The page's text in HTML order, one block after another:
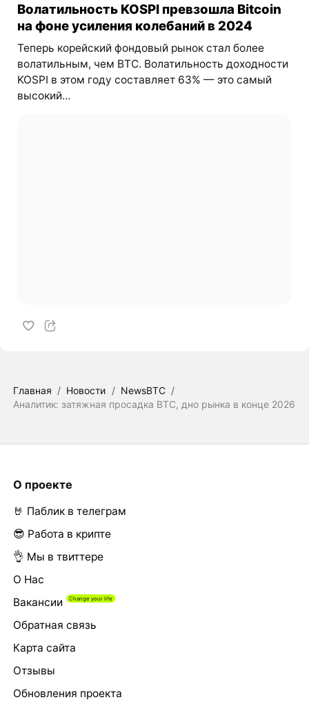
Волатильность KOSPI превзошла Bitcoin
на фоне усиления колебаний в 2024
Теперь корейский фондовый рынок стал более
волатильным, чем BTC. Волатильность доходности
KOSPI в этом году составляет 63% — это самый
высокий...
Главная / Новости / NewsBTC /
Аналитик: затяжная просадка BTC, дно рынка в конце 2026
О проекте
🤘 Паблик в телеграм
😎 Работа в крипте
👌 Мы в твиттере
О Нас
Вакансии
Обратная связь
Карта сайта
Отзывы
Обновления проекта